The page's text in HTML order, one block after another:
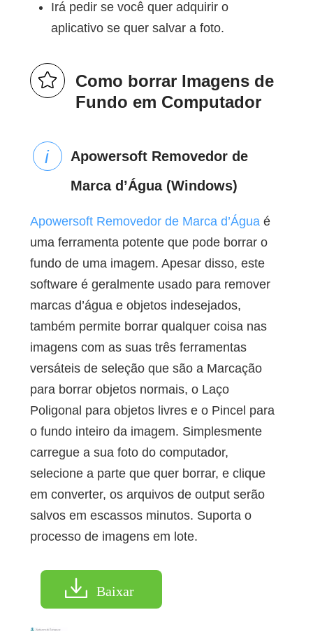
Irá pedir se você quer adquirir o
aplicativo se quer salvar a foto.
Como borrar Imagens de
Fundo em Computador
Apowersoft Removedor de
Marca d’Água (Windows)
Apowersoft Removedor de Marca d’Água é
uma ferramenta potente que pode borrar o
fundo de uma imagem. Apesar disso, este
software é geralmente usado para remover
marcas d’água e objetos indesejados,
também permite borrar qualquer coisa nas
imagens com as suas três ferramentas
versáteis de seleção que são a Marcação
para borrar objetos normais, o Laço
Poligonal para objetos livres e o Pincel para
o fundo inteiro da imagem. Simplesmente
carregue a sua foto do computador,
selecione a parte que quer borrar, e clique
em converter, os arquivos de output serão
salvos em escassos minutos. Suporta o
processo de imagens em lote.
Baixar